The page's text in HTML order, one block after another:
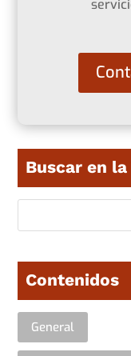
Buscar en la
Contenidos
General